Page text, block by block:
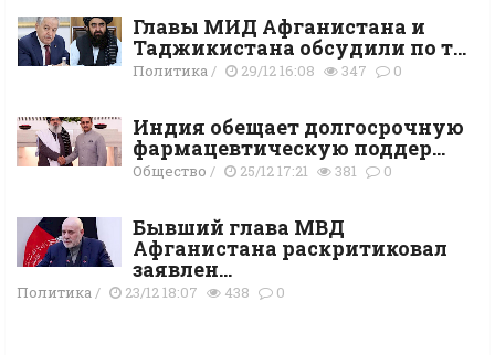
Главы МИД Афганистана и
Таджикистана обсудили по т...
Политика/ 29/12 16:08 347 0
Индия обещает долгосрочную
фармацевтическую поддер...
Общество / 25/12 17:21 381 0
Бывший глава МВД
Афганистана раскритиковал
заявлен...
Политика/ 23/12 18:07 438 0